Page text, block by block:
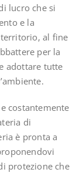
lucro che si
e la
al fine
per la
adottare tutte
costantemente
di
è pronta a
protezione che